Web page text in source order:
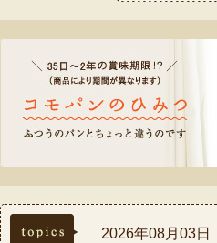
topics
2026年08月03